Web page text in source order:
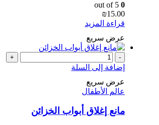
0
₪15.00
قراءة المزيد
عرض سريع
-
+
إضافة إلى السلة
عرض سريع
عالم الأطفال
مانع إغلاق أبواب الخزائن